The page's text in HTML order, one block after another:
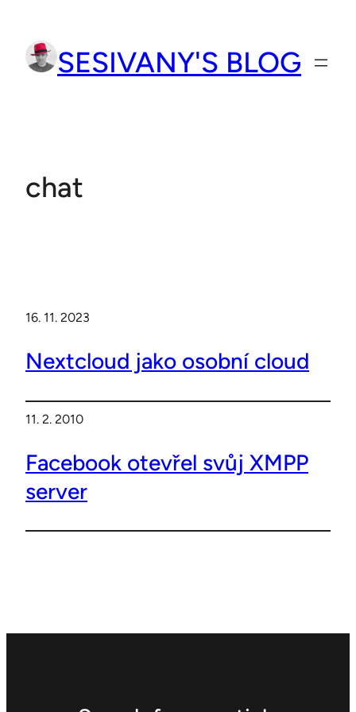
obsah
SESIVANY'S BLOG
chat
16. 11. 2023
Nextcloud jako osobní cloud
11. 2. 2010
Facebook otevřel svůj XMPP
server